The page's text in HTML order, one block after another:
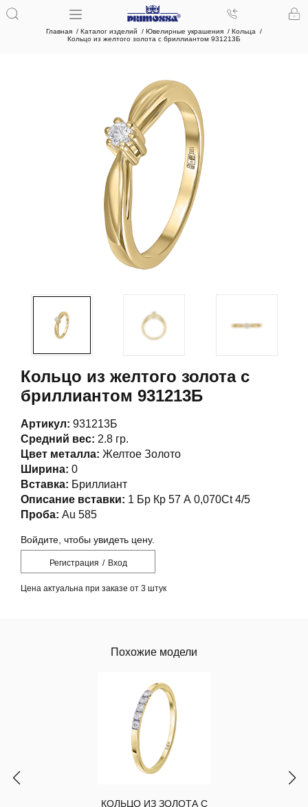
Главная Каталог изделий Ювелирные украшения
Кольца
Кольцо из желтого золота с бриллиантом 931213Б
Кольцо из желтого золота с
бриллиантом 931213Б
Артикул: 931213Б
Средний вес: 2.8 гр.
Цвет металла: Желтое Золото
Ширина: 0
Вставка: Бриллиант
Описание вставки: 1 Бр Кр 57 А 0,070Ct 4/5
Проба: Au 585
Войдите, чтобы увидеть цену.
Регистрация / Вход
Цена актуальна при заказе от 3 штук
Похожие модели
КОЛЬЦО ИЗ ЗОЛОТА С